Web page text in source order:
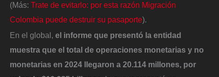
(Más: Trate de evitarlo: por esta razón Migración
Colombia puede destruir su pasaporte).
En el global, el informe que presentó la entidad
muestra que el total de operaciones monetarias y no
monetarias en 2024 llegaron a 20.114 millones, por